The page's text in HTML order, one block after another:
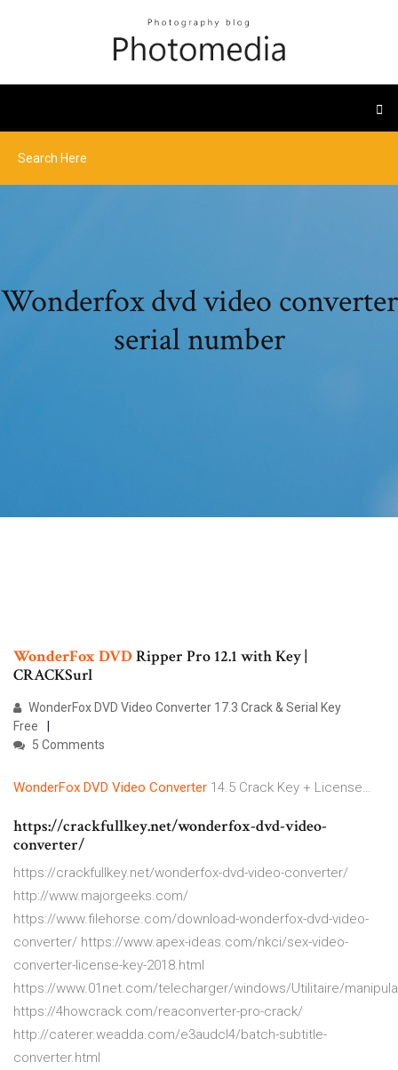
Wonderfox dvd video converter
serial number
WonderFox DVDRipper Pro 12.1 with Key |
CRACKSurl
WonderFox DVD Video Converter 17.3 Crack & Serial Key
Free
5 Comments
WonderFox DVD Video Converter 14.5 Crack Key + License…
https://crackfullkey.net/wonderfox-dvd-video-
converter/
https://crackfullkey.net/wonderfox-dvd-video-converter/
http://www.majorgeeks.com/
https://www.filehorse.com/download-wonderfox-dvd-video-
converter/ https://www.apex-ideas.com/nkci/sex-video-
converter-license-key-2018.html
https://www.01net.com/telecharger/windows/Utilitaire/
https://4howcrack.com/reaconverter-pro-crack/
http://caterer.weadda.com/e3audcl4/batch-subtitle-
converter.html